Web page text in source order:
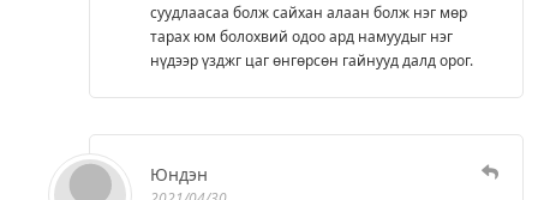
суудлаасаа болж сайхан алаан болж нэг мөр
тарах юм болохвий одоо ард намуудыг нэг
нүдээр үзджг цаг өнгөрсөн гайнууд далд орог.
Юндэн